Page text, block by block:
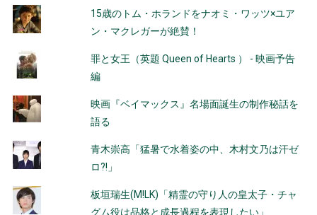
15歳のトム・ホランドをナオミ・ワッツ×ユア
ン・マクレガーが絶賛！
罪と女王（英題 Queen of Hearts ） - 映画予告
編
映画『ベイマックス』名場面誕生の制作秘話を
語る
青木崇高「猛暑で水着姿の中、木村文乃は汗ゼ
ロ?!」
板垣瑞生(M!LK)「精霊の守り人の皇太子・チャ
グム役は品格と成長過程を表現したい」